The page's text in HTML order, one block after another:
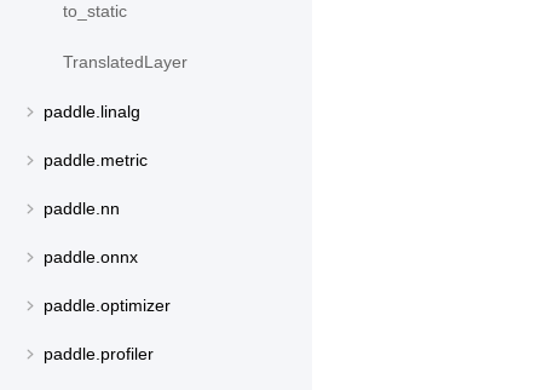
to_static
TranslatedLayer
paddle.linalg
paddle.metric
paddle.nn
paddle.onnx
paddle.optimizer
paddle.profiler